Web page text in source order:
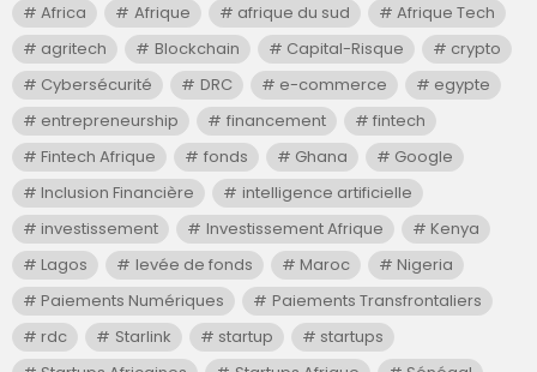
Africa Afrique afrique du sud
Afrique Tech
agritech
Blockchain Capital-Risque
crypto
Cybersécurité
DRC e-commerce
egypte
entrepreneurship
financement
fintech
Fintech Afrique
fonds Ghana
Google
Inclusion Financière
intelligence artificielle
investissement
Investissement Afrique
Kenya
Lagos
levée de fonds Maroc
Nigeria
Paiements Numériques
Paiements Transfrontaliers
rdc
Starlink startup
startups